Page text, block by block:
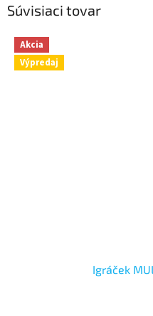
Súvisiaci tovar
Akcia
Výpredaj
Igráček